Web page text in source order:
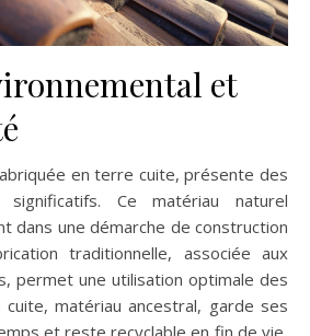
et
en terre cuite, présente des
significatifs. Ce matériau naturel
dans une démarche de construction
traditionnelle, associée aux
permet une utilisation optimale des
matériau ancestral, garde ses
et reste recyclable en fin de vie,